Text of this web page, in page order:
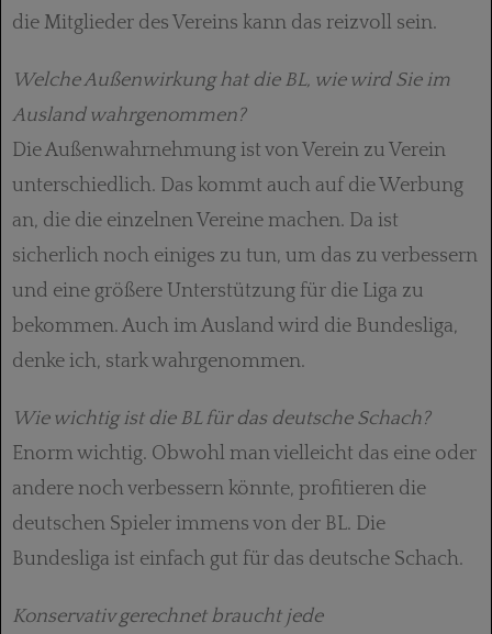
die Mitglieder des Vereins kann das reizvoll sein.
Welche Außenwirkung hat die BL, wie wird Sie im
Ausland wahrgenommen?
Die Außenwahrnehmung ist von Verein zu Verein
unterschiedlich. Das kommt auch auf die Werbung
an, die die einzelnen Vereine machen. Da ist
sicherlich noch einiges zu tun, um das zu verbessern
und eine größere Unterstützung für die Liga zu
bekommen. Auch im Ausland wird die Bundesliga,
denke ich, stark wahrgenommen.
Wie wichtig ist die BL für das deutsche Schach?
Enorm wichtig. Obwohl man vielleicht das eine oder
andere noch verbessern könnte, profitieren die
deutschen Spieler immens von der BL. Die
Bundesliga ist einfach gut für das deutsche Schach.
Konservativ gerechnet braucht jede